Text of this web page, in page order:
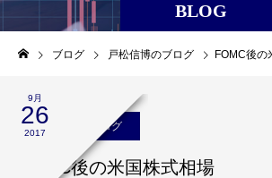
BLOG
ブログ 戸松信博のブログ FOMC後の
9月
26
2017
戸松信博のブログ
FOMC後の米国株式相場